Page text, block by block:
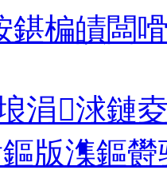
鍖楄皟闆
涓浗鏈
版潗鏂